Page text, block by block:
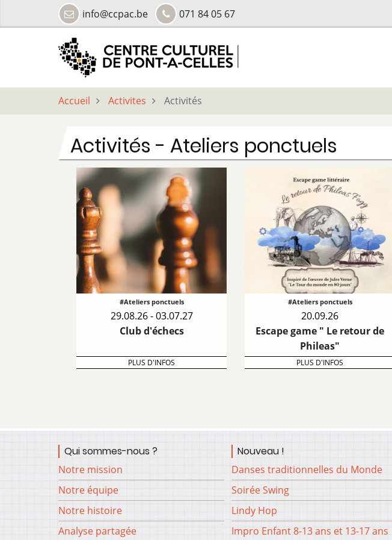
info@ccpac.be 071 84 05 67
Accueil Activites Activités
Activités - Ateliers ponctuels
#Ateliers ponctuels
29.08.26 - 03.07.27
Club d'échecs
PLUS D'INFOS
#Ateliers ponctuels
20.09.26
Escape game " Le retour de
Phileas"
PLUS D'INFOS
Qui sommes-nous ?
Notre mission
Notre équipe
Notre histoire
Analyse partagée
Nouveau !
Danses traditionnelles du Monde
Soirée Swing
Lindy Hop
Impro Enfant 8-13 ans et 13-17 ans